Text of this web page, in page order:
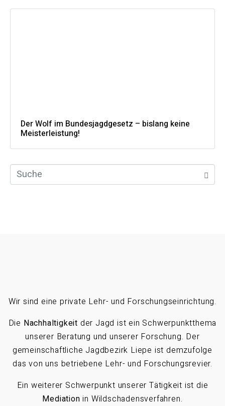
Der Wolf im Bundesjagdgesetz – bislang keine
Meisterleistung!
Wir sind eine private Lehr- und Forschungseinrichtung.
Die Nachhaltigkeit der Jagd ist ein Schwerpunktthema
unserer Beratung und unserer Forschung. Der
gemeinschaftliche Jagdbezirk Liepe ist demzufolge
das von uns betriebene Lehr- und Forschungsrevier.
Ein weiterer Schwerpunkt unserer Tätigkeit ist die
Mediation in Wildschadensverfahren.